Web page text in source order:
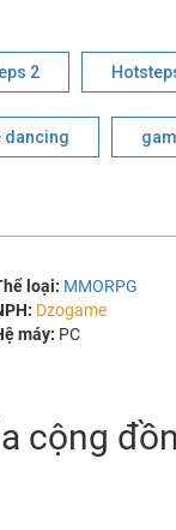
2
dancing
loại: MMORPG
Dzogame
máy: PC
cộng